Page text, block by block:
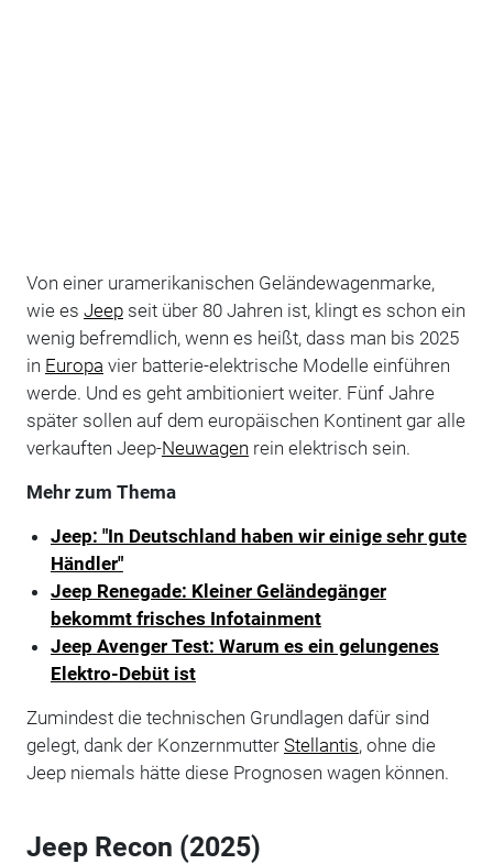
Von einer uramerikanischen Geländewagenmarke,
wie es Jeepseit über 80 Jahren ist, klingt es schon ein
wenig befremdlich, wenn es heißt, dass man bis 2025
in Europa vier batterie-elektrische Modelle einführen
werde. Und es geht ambitioniert weiter. Fünf Jahre
später sollen auf dem europäischen Kontinent gar alle
verkauften Jeep-Neuwagen rein elektrisch sein.
Mehr zum Thema
Jeep: "In Deutschland haben wir einige sehr gute
Händler"
Jeep Renegade: Kleiner Geländegänger
bekommt frisches Infotainment
Jeep Avenger Test: Warum es ein gelungenes
Elektro-Debüt ist
Zumindest die technischen Grundlagen dafür sind
gelegt, dank der Konzernmutter Stellantis, ohne die
Jeep niemals hätte diese Prognosen wagen können.
Jeep Recon (2025)